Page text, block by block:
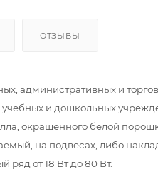
ОТЗЫВЫ
административных и
и дошкольных
окрашенного белой
на подвесах, либо
от 18 Вт до 80 Вт.